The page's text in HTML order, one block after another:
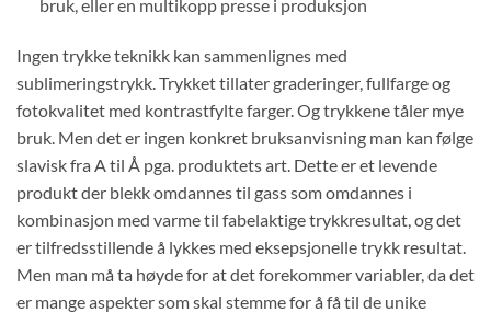
bruk, eller en multikopp presse i produksjon
Ingen trykke teknikk kan sammenlignes med
sublimeringstrykk. Trykket tillater graderinger, fullfarge og
fotokvalitet med kontrastfylte farger. Og trykkene tåler mye
bruk. Men det er ingen konkret bruksanvisning man kan følge
slavisk fra A til Å pga. produktets art. Dette er et levende
produkt der blekk omdannes til gass som omdannes i
kombinasjon med varme til fabelaktige trykkresultat, og det
er tilfredsstillende å lykkes med eksepsjonelle trykk resultat.
Men man må ta høyde for at det forekommer variabler, da det
er mange aspekter som skal stemme for å få til de unike